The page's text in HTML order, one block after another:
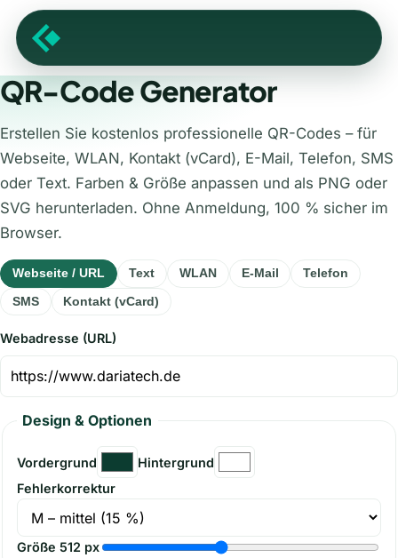
QR-Code Generator
Erstellen Sie kostenlos professionelle QR-Codes – für
Webseite, WLAN, Kontakt (vCard), E-Mail, Telefon, SMS
oder Text. Farben & Größe anpassen und als PNG oder
SVG herunterladen. Ohne Anmeldung, 100 % sicher im
Browser.
Webseite / URL Text WLAN E-Mail Telefon
SMS Kontakt (vCard)
Webadresse (URL)
Design & Optionen
Vordergrund
Hintergrund
Fehlerkorrektur
Größe 512 px